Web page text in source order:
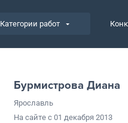
Категории работ
Бурмистрова Диана
Ярославль
На сайте с 01 декабря 2013